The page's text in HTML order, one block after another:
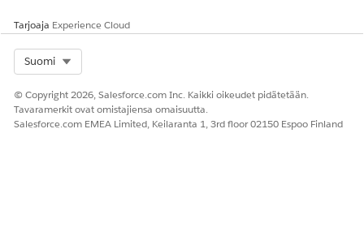
epäjohdonmukaisuus.
Määritä agentille virheiden lisätietojen kirjaaminen lokiin
työhuomautuksissa
Määritä agentti muuttamaan pyynnön tilaksi
ExceptiontaiWork In Progressja reitittää sen
manuaaliseen täydennyksen jonoon.
Tarjoaja Experience Cloud
Suomi
© Copyright 2026, Salesforce.com Inc. Kaikki oikeudet pidätetään.
Tavaramerkit ovat omistajiensa omaisuutta.
Salesforce.com EMEA Limited, Keilaranta 1, 3rd floor 02150 Espoo Finland